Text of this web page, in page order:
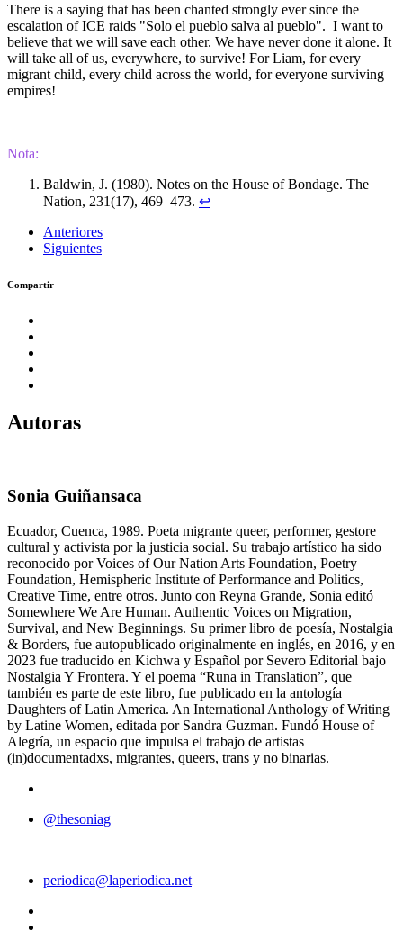
There is a saying that has been chanted strongly ever since the
escalation of ICE raids "Solo el pueblo salva al pueblo". I want to
believe that we will save each other. We have never done it alone. It
will take all of us, everywhere, to survive! For Liam, for every
migrant child, every child across the world, for everyone surviving
empires!
Nota:
Baldwin, J. (1980). Notes on the House of Bondage. The
Nation, 231(17), 469–473. ↩︎
Anteriores
Siguientes
Compartir
Autoras
Sonia Guiñansaca
Ecuador, Cuenca, 1989. Poeta migrante queer, performer, gestore
cultural y activista por la justicia social. Su trabajo artístico ha sido
reconocido por Voices of Our Nation Arts Foundation, Poetry
Foundation, Hemispheric Institute of Performance and Politics,
Creative Time, entre otros. Junto con Reyna Grande, Sonia editó
Somewhere We Are Human. Authentic Voices on Migration,
Survival, and New Beginnings. Su primer libro de poesía, Nostalgia
& Borders, fue autopublicado originalmente en inglés, en 2016, y en
2023 fue traducido en Kichwa y Español por Severo Editorial bajo
Nostalgia Y Frontera. Y el poema “Runa in Translation”, que
también es parte de este libro, fue publicado en la antología
Daughters of Latin America. An International Anthology of Writing
by Latine Women, editada por Sandra Guzman. Fundó House of
Alegría, un espacio que impulsa el trabajo de artistas
(in)documentadxs, migrantes, queers, trans y no binarias.
@thesoniag
periodica@laperiodica.net